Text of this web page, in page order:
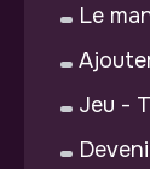
Le
Jeu -